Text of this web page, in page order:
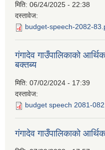
मिति: 06/24/2025 - 22:38
दस्तावेज:
budget-speech-2082-
गंगादेव गाउँपालिकाको
बक्तब्य
मिति: 07/02/2024 - 17:39
दस्तावेज:
budget speech 2081-
गंगादेव गाउँपालिकाको